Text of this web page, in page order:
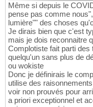
Même si depuis le
pense pas comme
lumière"" des choses
Je dirais bien que c'est
mais je dois reconnaitre
Complotiste fait parti
quelqu'un sans plus de
ou wokiste
Donc je définirais le
utilise des
voir non prouvés pour
a priori exceptionnel et